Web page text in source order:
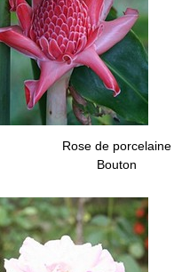
Rose de porcelaine
Bouton